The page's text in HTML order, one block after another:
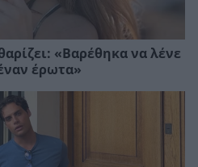
«Βαρέθηκα να λένε
έρωτα»